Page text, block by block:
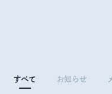
すべて お知らせ